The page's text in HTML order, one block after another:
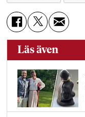
Läs även